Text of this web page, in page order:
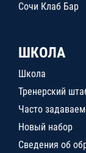
Сочи Клаб Бар
ШКОЛА
Школа
Тренерский
Часто
Новый набор
Сведения об